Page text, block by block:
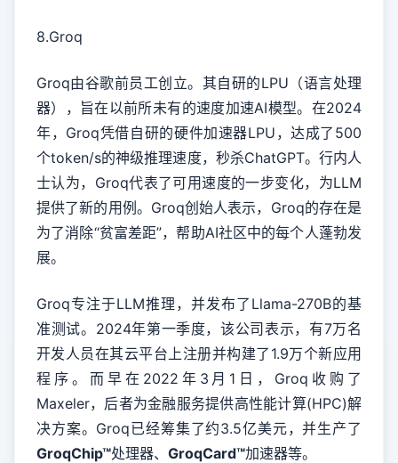
8.Groq
Groq由谷歌前员工创立。其自研的LPU（语言处理
器），旨在以前所未有的速度加速AI模型。在2024
年，Groq凭借自研的硬件加速器LPU，达成了500
个token/s的神级推理速度，秒杀ChatGPT。行内人
士认为，Groq代表了可用速度的一步变化，为LLM
提供了新的用例。Groq创始人表示，Groq的存在是
为了消除“贫富差距”，帮助AI社区中的每个人蓬勃发
展。
Groq专注于LLM推理，并发布了Llama-270B的基
准测试。2024年第一季度，该公司表示，有7万名
开发人员在其云平台上注册并构建了1.9万个新应用
程序。而早在2022年3月1日，Groq收购了
Maxeler，后者为金融服务提供高性能计算(HPC)解
决方案。Groq已经筹集了约3.5亿美元，并生产了
GroqChip™处理器、 GroqCard™加速器等。